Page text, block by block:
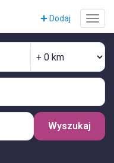
Dodaj
Wyszukaj